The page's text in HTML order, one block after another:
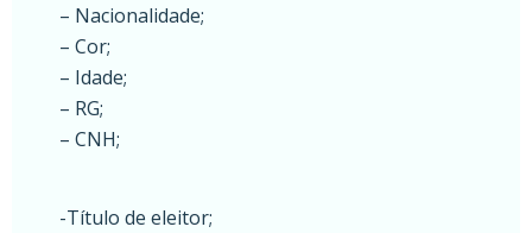
– Nacionalidade;
– Cor;
– Idade;
– RG;
– CNH;
-Título de eleitor;